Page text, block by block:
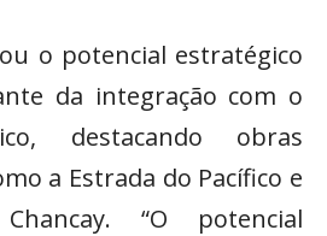
o potencial estratégico
da integração com o
destacando obras
a Estrada do Pacífico e
“O potencial